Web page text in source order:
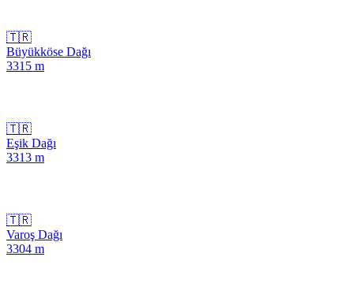
🇹🇷
Büyükköse Dağı
3315 m
🇹🇷
Eşik Dağı
3313 m
🇹🇷
Varoş Dağı
3304 m